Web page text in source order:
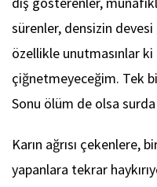
sürenler, densizin
özellikle unutmasınlar ki
çiğnetmeyeceğim. Tek
Sonu ölüm de olsa
Karın ağrısı çekenlere,
yapanlara tekrar